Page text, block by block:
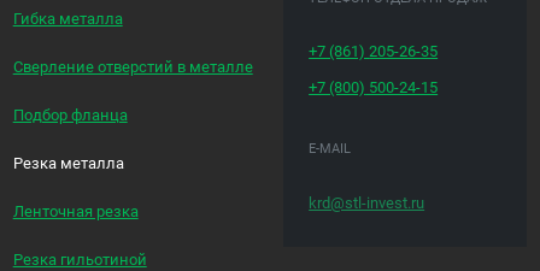
Гибка металла
Сверление отверстий в металле
Подбор фланца
Резка металла
Ленточная резка
Резка гильотиной
+7 (861)205-26-35
+7 (800) 500-24-15
E-MAIL
krd@stl-invest.ru